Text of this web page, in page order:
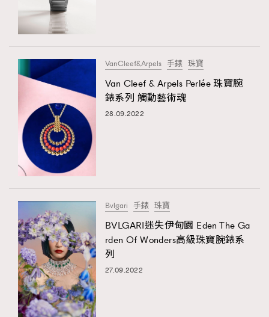
VanCleef&Arpels 手錶 珠寶
Van Cleef & Arpels Perlée 珠寶腕
錶系列 觸動藝術魂
28.09.2022
Bvlgari 手錶 珠寶
BVLGARI迷失伊甸園 Eden The Ga
rden Of Wonders高級珠寶腕錶系
列
27.09.2022